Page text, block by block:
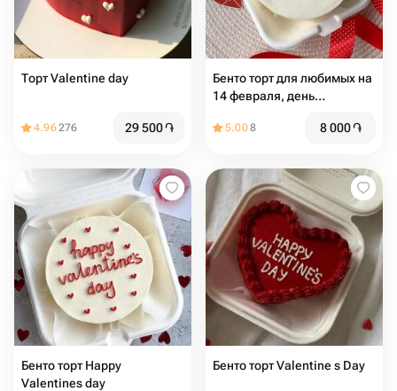
Торт Valentine day
4.96276 29 500֏
Бенто торт для любимых на
14 февраля, день
5.008 8 000֏
Бенто торт Happy
Valentines day
Бенто торт Valentine s Day